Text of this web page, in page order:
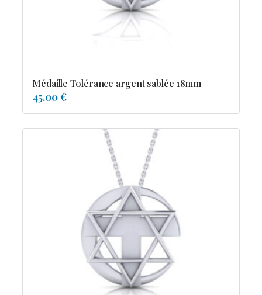
Médaille Tolérance argent sablée 18mm
45.00 €